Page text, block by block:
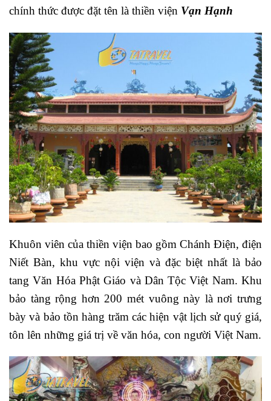
chính thức được đặt tên là thiền viện Vạn Hạnh
Khuôn viên của thiền viện bao gồm Chánh Điện, điện
Niết Bàn, khu vực nội viện và đặc biệt nhất là bảo
tang Văn Hóa Phật Giáo và Dân Tộc Việt Nam. Khu
bảo tàng rộng hơn 200 mét vuông này là nơi trưng
bày và bảo tồn hàng trăm các hiện vật lịch sử quý giá,
tôn lên những giá trị về văn hóa, con người Việt Nam.